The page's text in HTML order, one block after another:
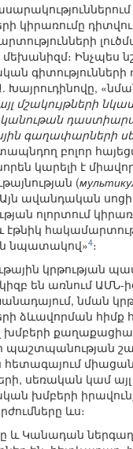
կիրառումը
Ինչպես
գիտությունների
Խայրուդինովը,
մշակույթների
գաղափարների
բոլոր
կարելի է
(
ավանդական
ոլորտում
նպատակով»4։
կրթության
են առնում ԱՄՆ-
նման
ձևավորման հիմք
խմբերի
պաշտպանության
հետագայում
սեռական կամ այլ
խմբերի
ևս։
և Կանադան